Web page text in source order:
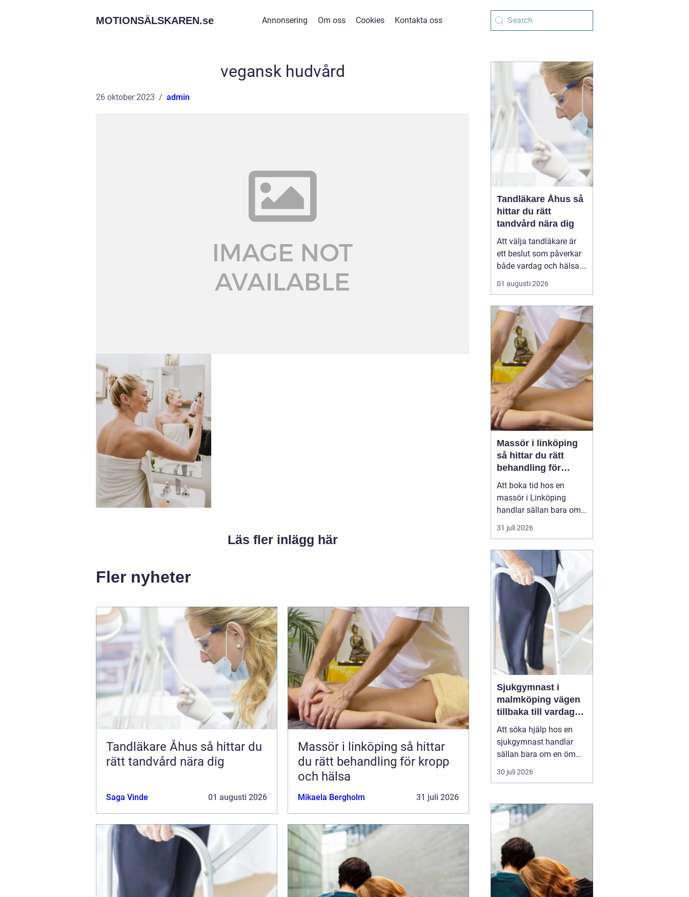
MOTIONSÄLSKAREN.se Annonsering Om oss Cookies Kontakta oss
vegansk hudvård
26 oktober 2023 admin
Läs fler inlägg här
Fler nyheter
Tandläkare Åhus så hittar du
rätt tandvård nära dig
Saga Vinde 01 augusti 2026
Massör i linköping så hittar
du rätt behandling för kropp
och hälsa
Mikaela Bergholm 31 juli 2026
Tandläkare Åhus så
hittar du rätt
tandvård nära dig
Att välja tandläkare är
ett beslut som påverkar
både vardag och hälsa.
Den som söker
tandläkare åhus
som lagar hål. En trygg
kontakt, rimliga
väntetider och en lugn
miljö ...
01 augusti 2026
Massör i linköping
så hittar du rätt
behandling för
kropp och hälsa
Att boka tid hos en
massör i Linköping
handlar sällan bara om
att unna sig något skönt.
För många är massage
vardagen för att orka
arbeta, träna och leva ett
aktivt liv utan ständig
värk. En genomtänkt
massage kan minska
spänningar...
31 juli 2026
Sjukgymnast i
malmköping vägen
tillbaka till vardag
och rörelse
Att söka hjälp hos en
sjukgymnast handlar
sällan bara om en öm
muskel eller en stel
nacke. För många
kunna arbeta, orka med
vardagen, fortsätta med
sin idrott eller behålla
självständighet efter en
skada eller sjukdom. I en
mindre ...
30 juli 2026